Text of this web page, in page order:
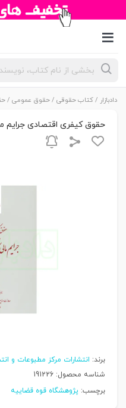
جستجوی
محصولات
دادبازار /کتاب حقوقی /حقوق عمومی /
حقوق کیفری اقتصادی جرایم
برند: انتشارات مرکز مطبوعات و
شناسه محصول: 191226
برچسب: پژوهشگاه قوه قضاییه